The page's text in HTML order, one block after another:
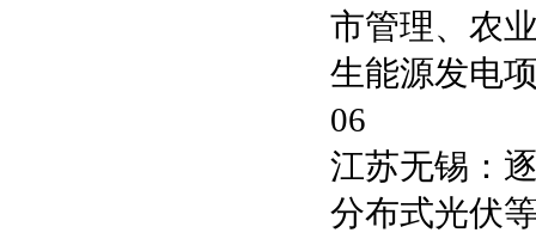
市管理、农
生能源发电
06
江苏无锡：
分布式光伏